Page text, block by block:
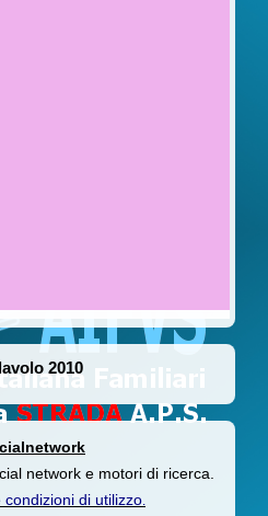
2010
network e motori di ricerca.
di utilizzo.